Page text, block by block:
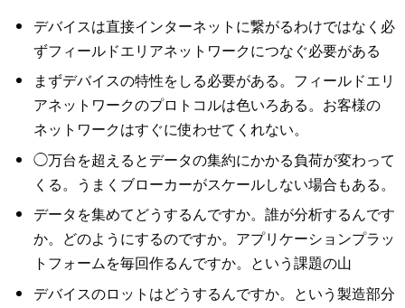
デバイスは直接インターネットに繋がるわけではなく必
ずフィールドエリアネットワークにつなぐ必要がある
まずデバイスの特性をしる必要がある。フィールドエリ
アネットワークのプロトコルは色いろある。お客様の
ネットワークはすぐに使わせてくれない。
◯万台を超えるとデータの集約にかかる負荷が変わって
くる。うまくブローカーがスケールしない場合もある。
データを集めてどうするんですか。誰が分析するんです
か。どのようにするのですか。アプリケーションプラッ
トフォームを毎回作るんですか。という課題の山
デバイスのロットはどうするんですか。という製造部分